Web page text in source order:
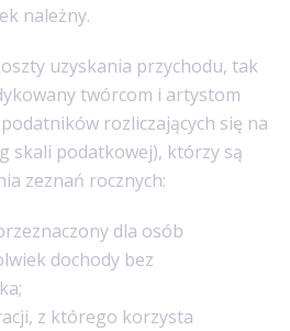
należny.
uzyskania przychodu, tak
twórcom i artystom
rozliczających się na
skali podatkowej), którzy są
zeznań rocznych:
dla osób
dochody bez
z którego korzysta